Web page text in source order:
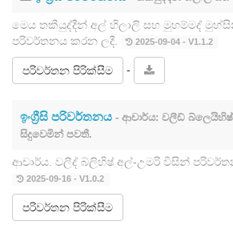
මෙය තකීයුද්දීන් අල් හිලාලි සහ මුහම්මද්
පරිවර්තනය කරන ලදී.
2025-09-04 - V1.1.2
පරිවර්තන පිරික්සීම -
ඉංග්‍රීසි පරිවර්තනය - ආචාර්ය: වලීඩ්
සිදුවෙමින් පවතී.
ආචාර්ය. වලීද් බ්ලිහිෂ් අල්-උමරි විසින්
2025-09-16 - V1.0.2
පරිවර්තන පිරික්සීම